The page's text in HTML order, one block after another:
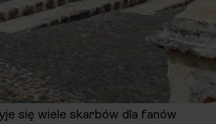
się wiele skarbów dla fanów